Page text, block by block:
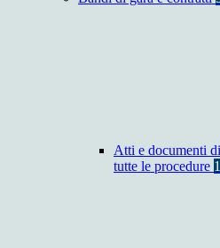
Atti e documenti
tutte le procedure